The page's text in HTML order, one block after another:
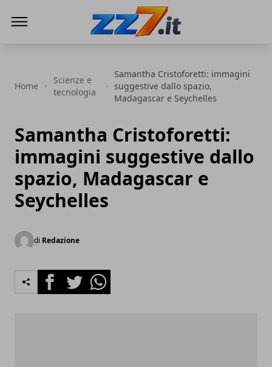
Home
Scienze e
tecnologia
Samantha Cristoforetti: immagini
suggestive dallo spazio,
Madagascar e Seychelles
Samantha Cristoforetti:
immagini suggestive dallo
spazio, Madagascar e
Seychelles
di Redazione
FacebookTwitterWhatsapp